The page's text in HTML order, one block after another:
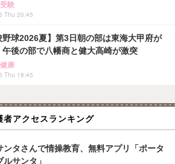
験
Thu 20:45
野球2026夏】第3日朝の部は東海大甲府が
午後の部で八幡商と健大高崎が激突
康
Thu 18:45
者アクセスランキング
ンタさんで情操教育、無料アプリ「ポータ
ルサンタ」